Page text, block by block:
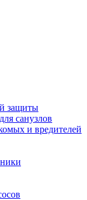
защиты
санузлов
и вредителей